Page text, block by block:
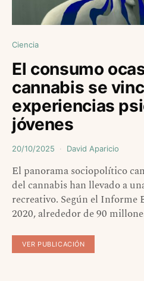
Ciencia
El consumo
cannabis se
experiencias
jóvenes
20/10/2025 David Aparicio
El panorama sociopolítico
del cannabis han llevado a
recreativo. Según el Informe
2020, alrededor de 90
VER PUBLICACIÓN